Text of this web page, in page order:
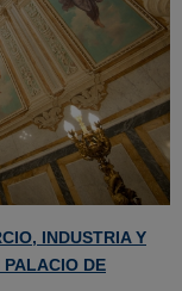
INDUSTRIA Y
DE